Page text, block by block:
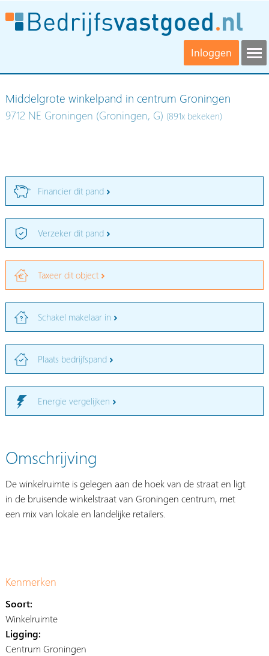
Inloggen
Middelgrote winkelpand in centrum Groningen
9712 NE Groningen (Groningen, G) (891x bekeken)
Financier dit pand
Verzeker dit pand
Taxeer dit object
Schakel makelaar in
Plaats bedrijfspand
Energie vergelijken
Omschrijving
De winkelruimte is gelegen aan de hoek van de straat en ligt
in de bruisende winkelstraat van Groningen centrum, met
een mix van lokale en landelijke retailers.
Kenmerken
Soort:
Winkelruimte
Ligging:
Centrum Groningen